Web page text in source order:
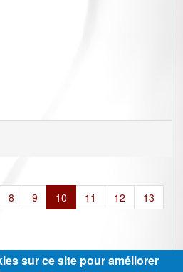
8 9 10 11 12
13
sur ce site pour améliorer